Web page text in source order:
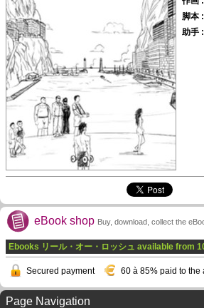
脚本 :
助手 :
eBook shop Buy, download, collect the
Ebooks リール・オー・ロッシュ available from
Secured payment 60 à 85% paid to the
Page Navigation